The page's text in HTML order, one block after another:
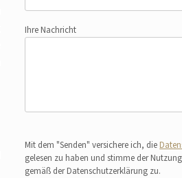
Ihre Nachricht
Mit dem "Senden" versichere ich, die
gelesen zu haben und stimme der
gemäß der Datenschutzerklärung zu.